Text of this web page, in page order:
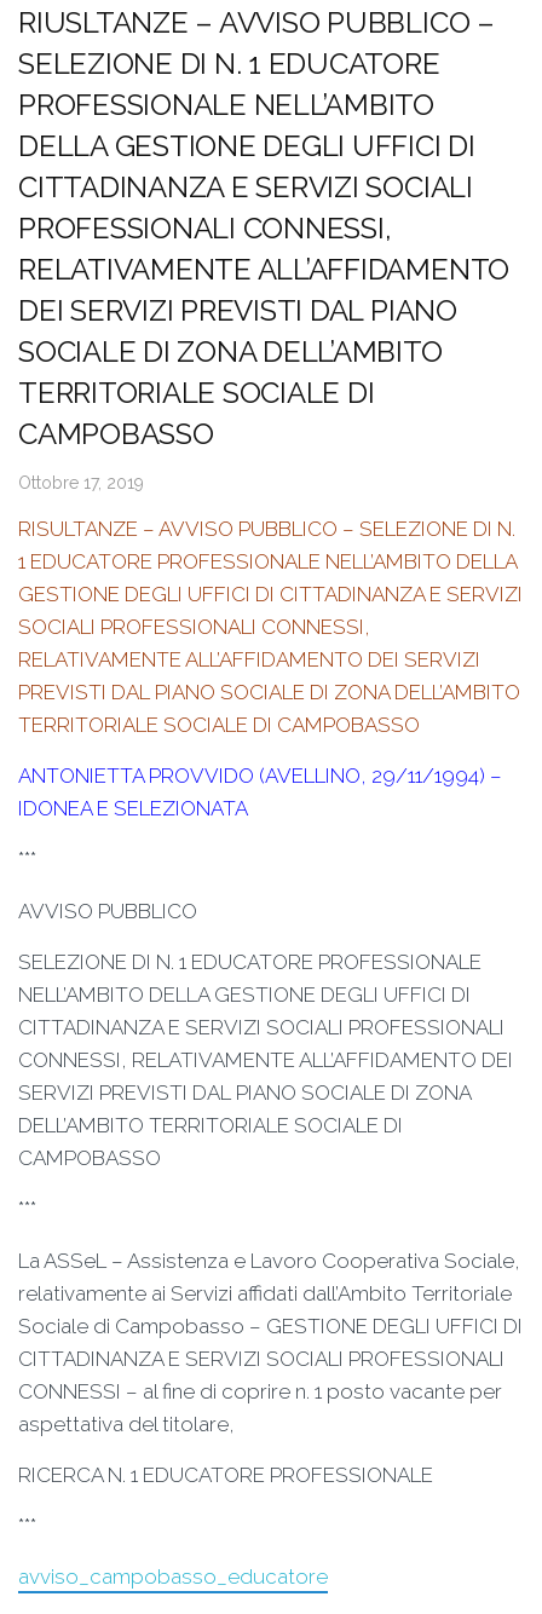
RIUSLTANZE – AVVISO PUBBLICO –
SELEZIONE DI N. 1 EDUCATORE
PROFESSIONALE NELL’AMBITO
DELLA GESTIONE DEGLI UFFICI DI
CITTADINANZA E SERVIZI SOCIALI
PROFESSIONALI CONNESSI,
RELATIVAMENTE ALL’AFFIDAMENTO
DEI SERVIZI PREVISTI DAL PIANO
SOCIALE DI ZONA DELL’AMBITO
TERRITORIALE SOCIALE DI
CAMPOBASSO
Ottobre 17, 2019
RISULTANZE – AVVISO PUBBLICO – SELEZIONE DI N.
1 EDUCATORE PROFESSIONALE NELL’AMBITO DELLA
GESTIONE DEGLI UFFICI DI CITTADINANZA E SERVIZI
SOCIALI PROFESSIONALI CONNESSI,
RELATIVAMENTE ALL’AFFIDAMENTO DEI SERVIZI
PREVISTI DAL PIANO SOCIALE DI ZONA DELL’AMBITO
TERRITORIALE SOCIALE DI CAMPOBASSO
ANTONIETTA PROVVIDO (AVELLINO, 29/11/1994) –
IDONEA E SELEZIONATA
***
AVVISO PUBBLICO
SELEZIONE DI N. 1 EDUCATORE PROFESSIONALE
NELL’AMBITO DELLA GESTIONE DEGLI UFFICI DI
CITTADINANZA E SERVIZI SOCIALI PROFESSIONALI
CONNESSI, RELATIVAMENTE ALL’AFFIDAMENTO DEI
SERVIZI PREVISTI DAL PIANO SOCIALE DI ZONA
DELL’AMBITO TERRITORIALE SOCIALE DI
CAMPOBASSO
***
La ASSeL – Assistenza e Lavoro Cooperativa Sociale,
relativamente ai Servizi affidati dall’Ambito Territoriale
Sociale di Campobasso – GESTIONE DEGLI UFFICI DI
CITTADINANZA E SERVIZI SOCIALI PROFESSIONALI
CONNESSI – al fine di coprire n. 1 posto vacante per
aspettativa del titolare,
RICERCA N. 1 EDUCATORE PROFESSIONALE
***
avviso_campobasso_educatore